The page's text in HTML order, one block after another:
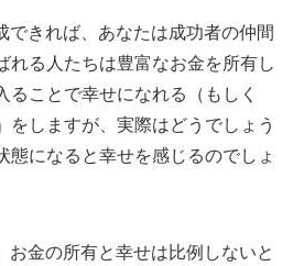
きれば、あなたは成功者の仲間
れる人たちは豊富なお金を所有し
ることで幸せになれる（もしく
をしますが、実際はどうでしょう
態になると幸せを感じるのでしょ
金の所有と幸せは比例しないと